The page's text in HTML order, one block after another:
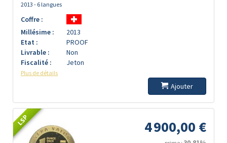
2013 - 6 langues
Coffre :
Millésime :
2013
Etat :
PROOF
Livrable :
Non
Fiscalité :
Jeton
Plus de détails
Ajouter
LSP 4 900,00 €